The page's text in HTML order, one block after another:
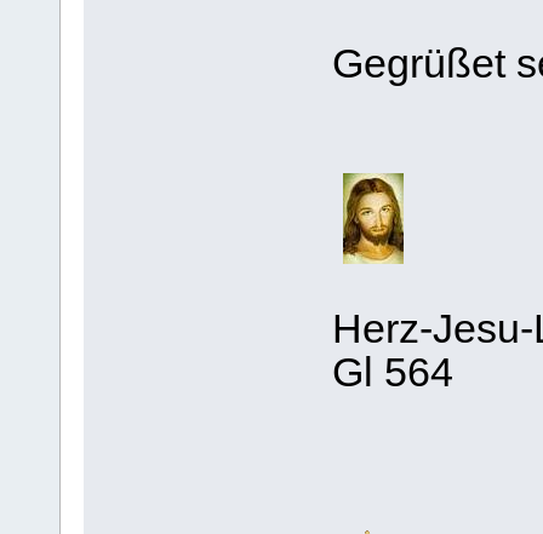
Gegrüßet
Herz-
Gl 564